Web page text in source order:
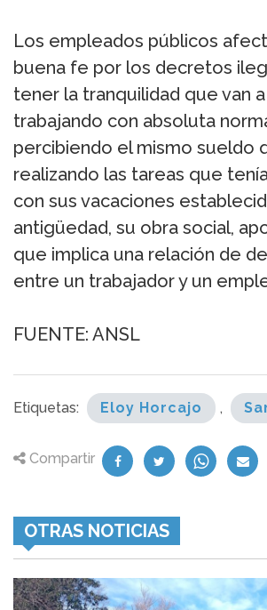
Los empleados públicos
buena fe por los decretos
tener la tranquilidad que van
trabajando con absoluta
percibiendo el mismo sueldo
realizando las tareas que
con sus vacaciones
antigüedad, su obra social,
que implica una relación de
entre un trabajador y un
FUENTE: ANSL
Etiquetas: Eloy Horcajo ,
Compartir
OTRAS NOTICIAS